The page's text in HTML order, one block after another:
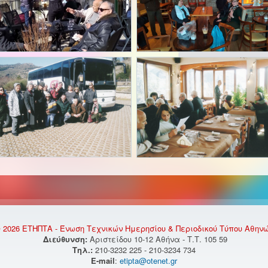
ΕΤΗΠΤΑ - Ένωση Τεχνικών Ημερησίου & Περιοδικού Τύπου
Διεύθυνση: Αριστείδου 10-12 Αθήνα - Τ.Τ. 105 59
Τηλ.: 210-3232 225 - 210-3234 734
E-mail: etipta@otenet.gr